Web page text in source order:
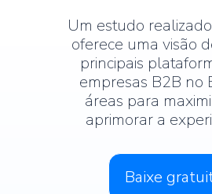
Um estudo
oferece uma visão
principais
empresas B2B no
áreas para
aprimorar a
Baixe